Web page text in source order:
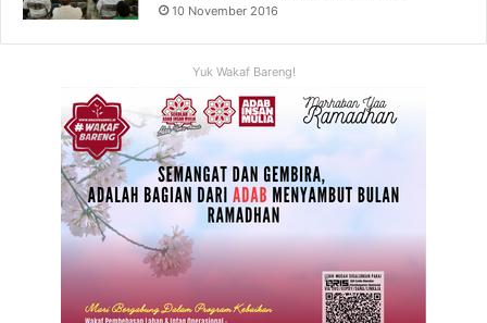
10 November 2016
Yuk Wakaf Bareng!